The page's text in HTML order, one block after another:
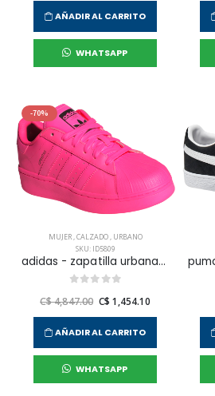
AÑADIR AL CARRITO
WHATSAPP
-70%
MUJER,CALZADO, URBANO
SKU: ID5809
adidas - zapatilla urbana superstar para mujer
C$ 4,847.00 C$ 1,454.10
AÑADIR AL CARRITO
WHATSAPP